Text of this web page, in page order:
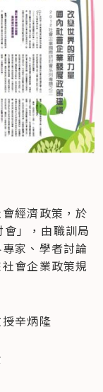
經濟政策，於
」，由職訓局
家、學者討論
會企業政策規
辛炳隆